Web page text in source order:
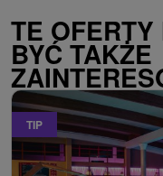
TE
BYĆ TAKŻE
TIP